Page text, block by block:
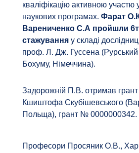
кваліфікацію активною участю
наукових програмах. Фарат
Варениченко С.А пройшли
стажування у складі
проф. Л. Дж. Гуссена (Рурський
Бохуму, Німеччина).
Задорожній П.В. отримав грант
Кшиштофа Скубішевського
Польща), грант № 0000000342.
Професори Просяник О.В.,